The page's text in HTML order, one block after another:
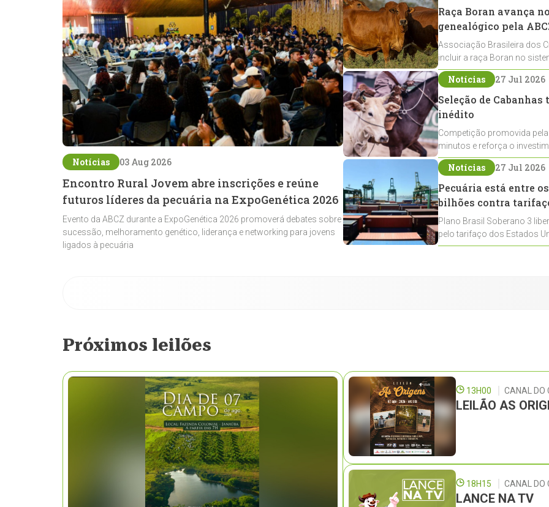
Notícias 03 Aug 2026
Encontro Rural Jovem abre inscrições e reúne
futuros líderes da pecuária na ExpoGenética 2026
Evento da ABCZ durante a ExpoGenética 2026 promoverá debates sobre
sucessão, melhoramento genético, liderança e networking para jovens
ligados à pecuária
Raça Boran avança
genealógico pela
Associação Brasileira dos
incluir a raça Boran no
expansão na pecuária
Notícias 27 Jul 2026
Seleção de
inédito
Competição promovida
minutos e reforça o
Crioulos voltados ao laço
Notícias 27 Jul 2026
Pecuária está entre
bilhões contra
Plano Brasil Soberano 3
pelo tarifaço dos Estados
contemplados
Próximos leilões
13H00 CANAL DO
LEILÃO AS
18H15 CANAL DO
LANCE NA TV